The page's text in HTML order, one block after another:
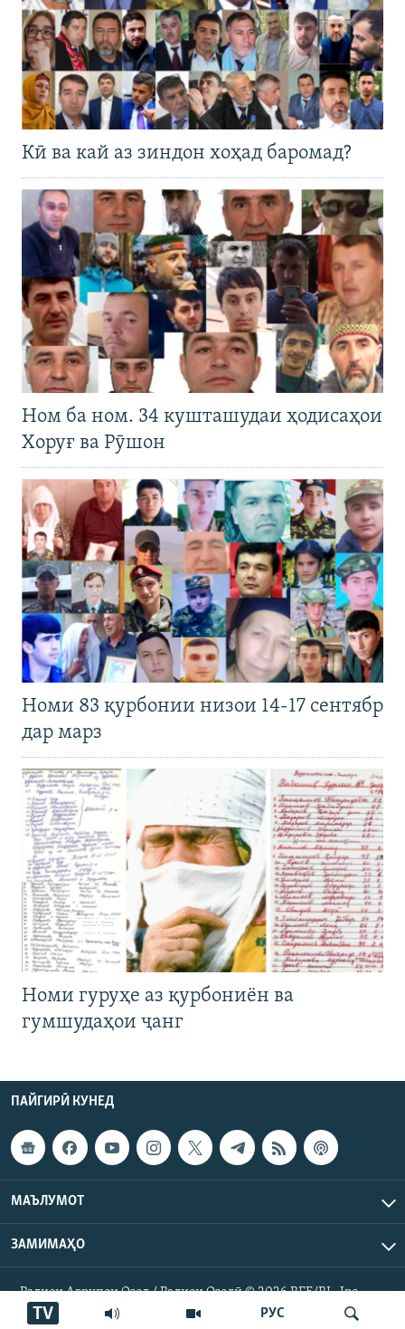
РУС
TV
Кӣ ва кай аз зиндон хоҳад баромад?
Ном ба ном. 34 кушташудаи ҳодисаҳои
Хоруғ ва Рӯшон
Номи 83 қурбонии низои 14-17 сентябр
дар марз
Номи гуруҳе аз қурбониён ва
гумшудаҳои ҷанг
ПАЙГИРӢ КУНЕД
МАЪЛУМОТ
ЗАМИМАҲО
Радиои Аврупои Озод / Радиои Озодӣ © 2026 RFE/RL. Inc.
Ҳамаи ҳуқуқ маҳфуз аст.